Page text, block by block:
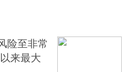
险至非常
来最大